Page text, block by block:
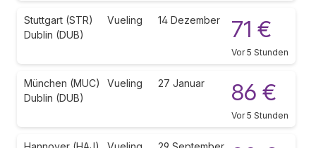
Stuttgart (STR)
Dublin (DUB)
Vueling 14 Dezember 71 €
Vor 5 Stunden
München (MUC)
Dublin (DUB)
Vueling 27 Januar 86 €
Vor 5 Stunden